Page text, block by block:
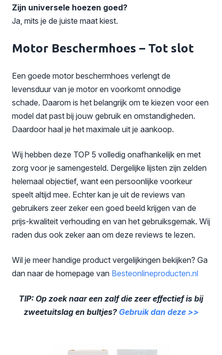
Zijn universele hoezen goed?
Ja, mits je de juiste maat kiest.
Motor Beschermhoes – Tot slot
Een goede motor beschermhoes verlengt de
levensduur van je motor en voorkomt onnodige
schade. Daarom is het belangrijk om te kiezen voor een
model dat past bij jouw gebruik en omstandigheden.
Daardoor haal je het maximale uit je aankoop.
Wij hebben deze TOP 5 volledig onafhankelijk en met
zorg voor je samengesteld. Dergelijke lijsten zijn zelden
helemaal objectief, want een persoonlijke voorkeur
speelt altijd mee. Echter kan je uit de reviews van
gebruikers zeer zeker een goed beeld krijgen van de
prijs-kwaliteit verhouding en van het gebruiksgemak. Wij
raden dus ook zeker aan om deze reviews te lezen.
Wil je meer handige product vergelijkingen bekijken? Ga
dan naar de homepage van Besteonlineproducten.nl
TIP: Op zoek naar een zalf die zeer effectief is bij
zweetuitslag en bultjes? Gebruik dan deze >>